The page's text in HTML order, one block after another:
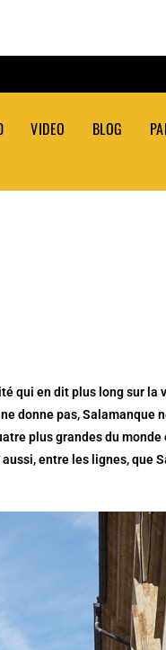
VIDEO BLOG
qui en dit plus long sur la
donne pas, Salamanque
plus grandes du
entre les lignes, que